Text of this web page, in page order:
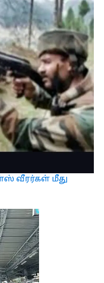
வீரர்கள் மீது